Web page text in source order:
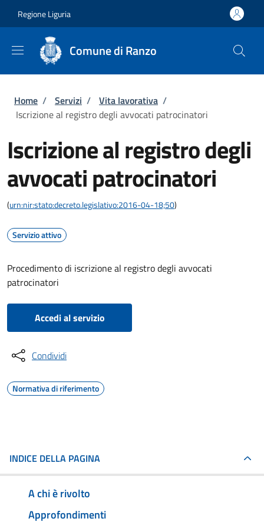
Regione Liguria
Comune di Ranzo
Briciole di pane
Home / Servizi / Vita lavorativa /
Iscrizione al registro degli avvocati patrocinatori
Iscrizione al registro degli
avvocati patrocinatori
(urn:nir:stato:decreto.legislativo:2016-04-18;50)
Servizio attivo
Procedimento di iscrizione al registro degli avvocati
patrocinatori
Accedi al servizio
Condividi
Normativa di riferimento
INDICE DELLA PAGINA
A chi è rivolto
Approfondimenti